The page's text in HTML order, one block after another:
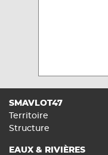
SMAVLOT47
Territoire
Structure
EAUX & RIVIÈRES